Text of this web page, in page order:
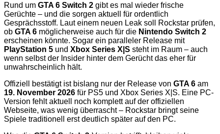
Rund um GTA 6 Switch 2 gibt es mal wieder frische
Gerüchte – und die sorgen aktuell für ordentlich
Gesprächsstoff. Laut einem neuen Leak soll Rockstar prüfen,
ob GTA 6 möglicherweise auch für die Nintendo Switch 2
erscheinen könnte. Sogar ein paralleler Release mit
PlayStation 5 und Xbox Series X|S steht im Raum – auch
wenn selbst der Insider hinter dem Gerücht das eher für
unwahrscheinlich hält.
Offiziell bestätigt ist bislang nur der Release von GTA 6 am
19. November 2026 für PS5 und Xbox Series X|S. Eine PC-
Version fehlt aktuell noch komplett auf der offiziellen
Webseite, was wenig überrascht – Rockstar bringt seine
Spiele traditionell erst deutlich später auf den PC.